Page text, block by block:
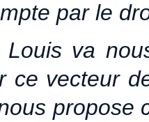
par le
Louis va
ce vecteur
propose